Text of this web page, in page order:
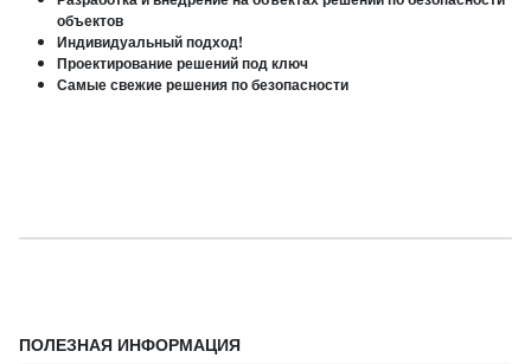
объектов
Индивидуальный подход!
Проектирование решений под ключ
Самые свежие решения по безопасности
ПОЛЕЗНАЯ ИНФОРМАЦИЯ